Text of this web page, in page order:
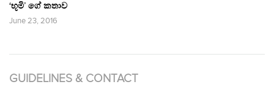
‘භූමි’ ගේ කතාව
June 23, 2016
GUIDELINES & CONTACT